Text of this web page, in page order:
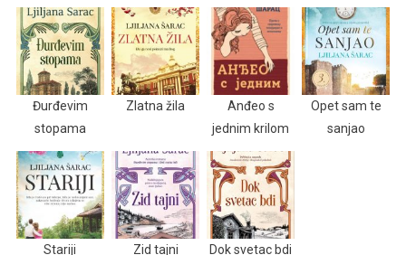
Đurđevim
stopama
Zlatna žila
Anđeo s
jednim krilom
Opet sam te
sanjao
Stariji Zid tajni Dok svetac bdi